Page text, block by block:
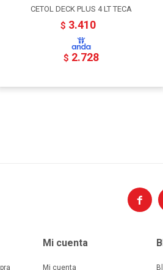
CETOL DECK PLUS 4 LT TECA
$ 3.410
$ 2.728

Mi cuenta
Mi cuenta